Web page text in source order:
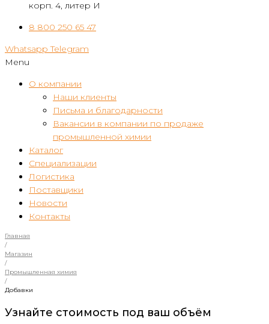
корп. 4, литер И
8 800 250 65 47
Whatsapp Telegram
Menu
О компании
Наши клиенты
Письма и благодарности
Вакансии в компании по продаже
промышленной химии
Каталог
Специализации
Логистика
Поставщики
Новости
Контакты
Главная
/
Магазин
/
Промышленная химия
/
Добавки
Узнайте стоимость под ваш объём